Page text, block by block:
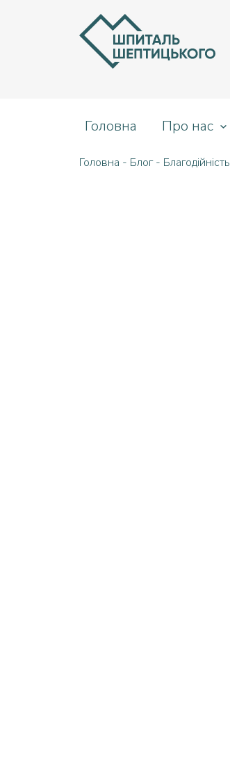
Головна Про нас
Головна - Блог- Благодійність